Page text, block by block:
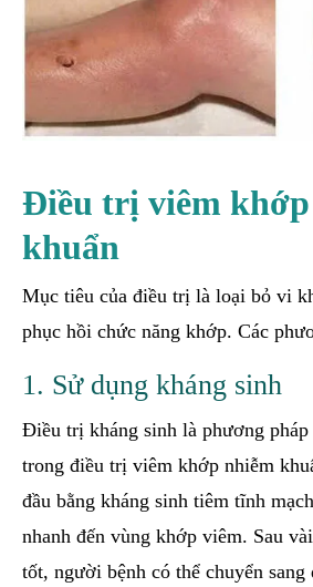
Điều trị viêm
khuẩn
Mục tiêu của điều trị là loại bỏ vi
phục hồi chức năng khớp. Các
1. Sử dụng kháng sinh
Điều trị kháng sinh là phương pháp
trong điều trị viêm khớp nhiễm
đầu bằng kháng sinh tiêm tĩnh
nhanh đến vùng khớp viêm. Sau
tốt, người bệnh có thể chuyển sang